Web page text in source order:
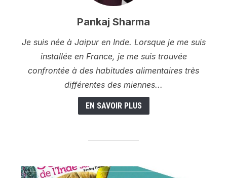
Pankaj Sharma
Je suis née à Jaipur en Inde. Lorsque je me suis
installée en France, je me suis trouvée
confrontée à des habitudes alimentaires très
différentes des miennes...
EN SAVOIR PLUS